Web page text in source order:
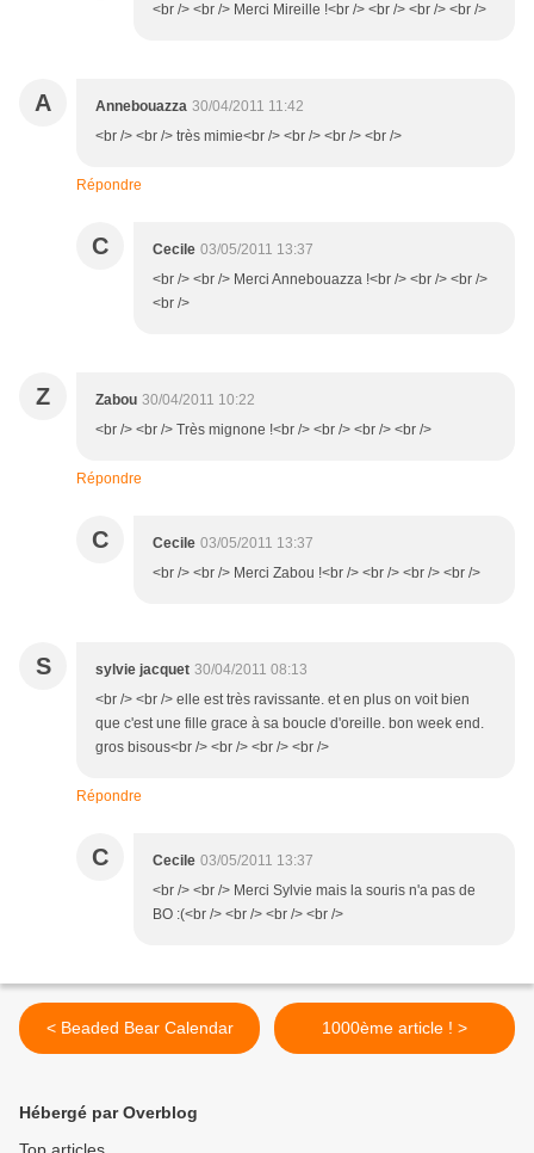
<br /> <br /> Merci Mireille !<br /> <br /> <br /> <br />
A Annebouazza 30/04/2011 11:42
<br /> <br /> très mimie<br /> <br /> <br /> <br />
Répondre
C Cecile 03/05/2011 13:37
<br /> <br /> Merci Annebouazza !<br /> <br /> <br />
<br />
Z Zabou 30/04/2011 10:22
<br /> <br /> Très mignone !<br /> <br /> <br /> <br />
Répondre
C Cecile 03/05/2011 13:37
<br /> <br /> Merci Zabou !<br /> <br /> <br /> <br />
S sylvie jacquet 30/04/2011 08:13
<br /> <br /> elle est très ravissante. et en plus on voit bien
que c'est une fille grace à sa boucle d'oreille. bon week end.
gros bisous<br /> <br /> <br /> <br />
Répondre
C Cecile 03/05/2011 13:37
<br /> <br /> Merci Sylvie mais la souris n'a pas de
BO :(<br /> <br /> <br /> <br />
< Beaded Bear Calendar 1000ème article ! >
Hébergé par Overblog